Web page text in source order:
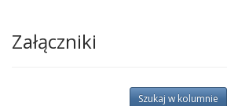
Załączniki
Szukaj w kolumnie